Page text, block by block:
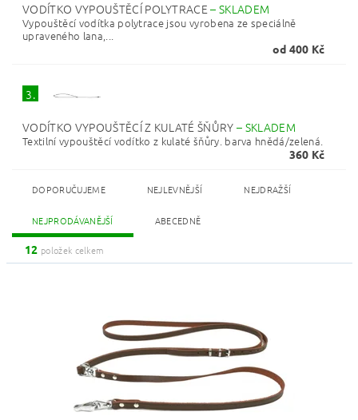
VODÍTKO VYPOUŠTĚCÍ POLYTRACE–SKLADEM
Vypouštěcí vodítka polytrace jsou vyrobena ze speciálně
upraveného lana,...
od 400 Kč
3.
VODÍTKO VYPOUŠTĚCÍ Z KULATÉ ŠŇŮRY– SKLADEM
Textilní vypouštěcí vodítko z kulaté šňůry. barva hnědá/zelená.
360 Kč
DOPORUČUJEME NEJLEVNĚJŠÍ NEJDRAŽŠÍ
NEJPRODÁVANĚJŠÍ ABECEDNĚ
12 položek celkem